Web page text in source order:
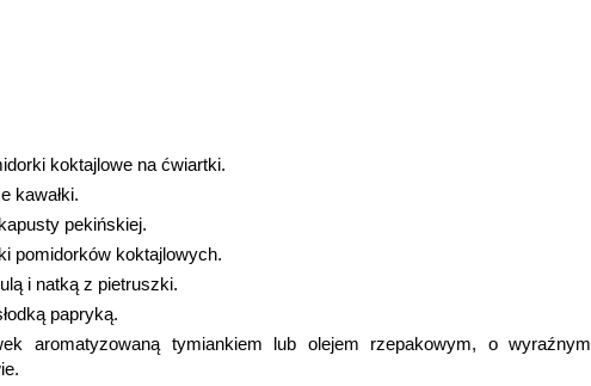
koktajlowe na ćwiartki.
kawałki.
pekińskiej.
pomidorków koktajlowych.
i natką z pietruszki.
papryką.
aromatyzowaną tymiankiem lub olejem rzepakowym, o wyraźnym